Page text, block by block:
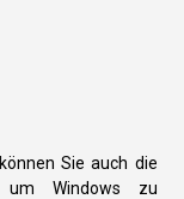
Sie auch die
um Windows zu